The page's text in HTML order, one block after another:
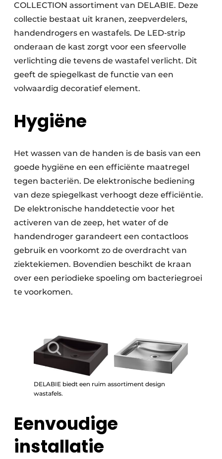
COLLECTION assortiment van DELABIE. Deze
collectie bestaat uit kranen, zeepverdelers,
handendrogers en wastafels. De LED-strip
onderaan de kast zorgt voor een sfeervolle
verlichting die tevens de wastafel verlicht. Dit
geeft de spiegelkast de functie van een
volwaardig decoratief element.
Hygiëne
Het wassen van de handen is de basis van een
goede hygiëne en een efficiënte maatregel
tegen bacteriën. De elektronische bediening
van deze spiegelkast verhoogt deze efficiëntie.
De elektronische handdetectie voor het
activeren van de zeep, het water of de
handendroger garandeert een contactloos
gebruik en voorkomt zo de overdracht van
ziektekiemen. Bovendien beschikt de kraan
over een periodieke spoeling om bacteriegroei
te voorkomen.
DELABIE biedt een ruim assortiment design
wastafels.
Eenvoudige
installatie